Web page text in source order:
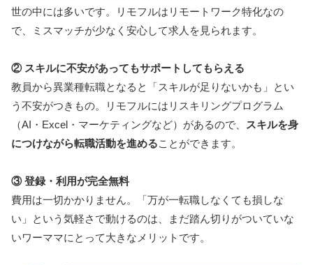
世の中には多いです。リモフルはリモートワーク特化なの
で、ミスマッチが少なく安心して求人を見られます。
② スキルに不安があってもサポートしてもらえる
教員から異業種転職となると「スキルが足りないかも」とい
う不安がつきもの。リモフルにはリスキリングプログラム
（AI・Excel・マーケティングなど）があるので、
スキルを身
につけながら転職活動を進めることができます。
③ 登録・利用が完全無料
費用は一切かかりません。「万が一転職しなくても損しな
い」という気軽さで動けるのは、まだ踏ん切りがついていな
いワーママにとって大きなメリットです。